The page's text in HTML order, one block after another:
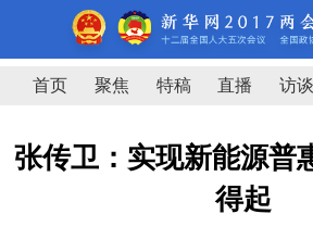
首页 聚焦 特稿 直播 访谈
张传卫：实现新能源普
得起